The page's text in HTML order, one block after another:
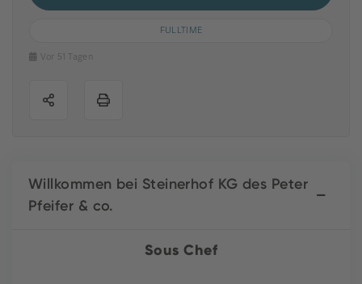
FULLTIME
Vor 51 Tagen
Willkommen bei Steinerhof KG des Peter
Pfeifer & co.
Sous Chef